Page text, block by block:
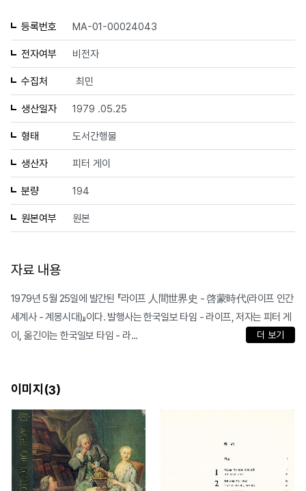
등록번호 MA-01-00024043
전자여부 비전자
수집처 최민
생산일자 1979 .05.25
형태 도서간행물
생산자 피터 게이
분량 194
원본여부 원본
자료 내용
1979년 5월 25일에 발간된 『라이프 人間世界史 - 啓蒙時代(라이프 인간
세계사 - 계몽시대)』이다. 발행사는 한국일보 타임 - 라이프, 저자는 피터 게
이, 옮긴이는 한국일보 타임 - 라...
더 보기
이미지(3)